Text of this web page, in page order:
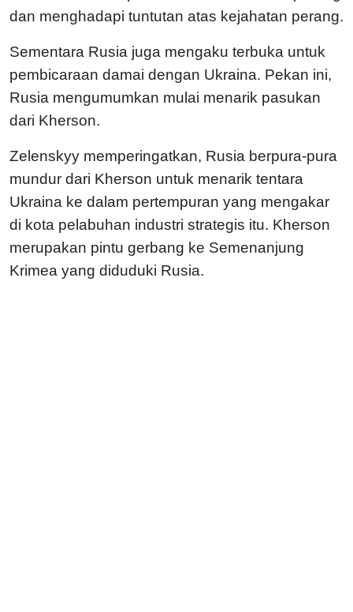
dan menghadapi tuntutan atas kejahatan perang.
Sementara Rusia juga mengaku terbuka untuk
pembicaraan damai dengan Ukraina. Pekan ini,
Rusia mengumumkan mulai menarik pasukan
dari Kherson.
Zelenskyy memperingatkan, Rusia berpura-pura
mundur dari Kherson untuk menarik tentara
Ukraina ke dalam pertempuran yang mengakar
di kota pelabuhan industri strategis itu. Kherson
merupakan pintu gerbang ke Semenanjung
Krimea yang diduduki Rusia.